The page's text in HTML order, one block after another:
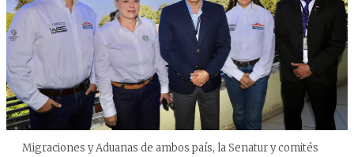
Migraciones y Aduanas de ambos país, la Senatur y comités